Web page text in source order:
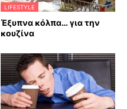
LIFESTYLE
Έξυπνα κόλπα… για την
κουζίνα